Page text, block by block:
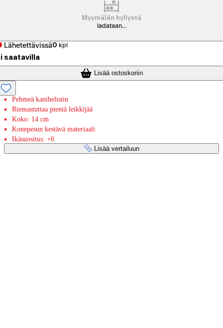
Myymälän hyllystä
ladataan...
Lähetettävissä0 kpl
saatavilla
Lisää ostoskoriin
Pehmeä kanihelistin
Riemastuttaa pientä leikkijää
Koko: 14 cm
Konepesun kestävä materiaali
Ikäsuositus: +0
Lisää vertailuun